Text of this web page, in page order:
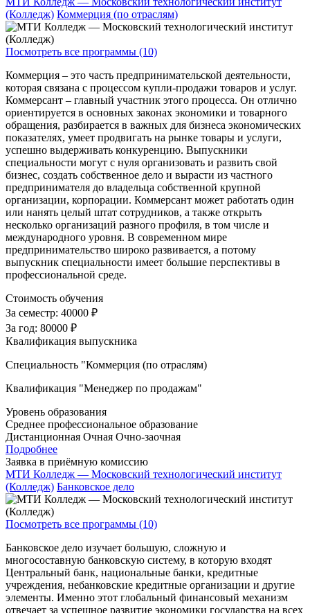
(Колледж) Коммерция (по отраслям)
Посмотреть все программы (10)
Коммерция – это часть предпринимательской деятельности,
которая связана с процессом купли-продажи товаров и услуг.
Коммерсант – главный участник этого процесса. Он отлично
ориентируется в основных законах экономики и товарного
обращения, разбирается в важных для бизнеса экономических
показателях, умеет продвигать на рынке товары и услуги,
успешно выдерживать конкуренцию. Выпускники
специальности могут с нуля организовать и развить свой
бизнес, создать собственное дело и вырасти из частного
предпринимателя до владельца собственной крупной
организации, корпорации. Коммерсант может работать один
или нанять целый штат сотрудников, а также открыть
несколько организаций разного профиля, в том числе и
международного уровня. В современном мире
предпринимательство широко развивается, а потому
выпускник специальности имеет большие перспективы в
профессиональной среде.
Стоимость обучения
За семестр: 40000 ₽
За год: 80000 ₽
Квалификация выпускника
Специальность "Коммерция (по отраслям)
Квалификация "Менеджер по продажам"
Уровень образования
Среднее профессиональное образование
Дистанционная Очная Очно-заочная
Подробнее
Заявка в приёмную комиссию
МТИ Колледж — Московский технологический институт
(Колледж) Банковское дело
Посмотреть все программы (10)
Банковское дело изучает большую, сложную и
многосоставную банковскую систему, в которую входят
Центральный банк, национальные банки, кредитные
учреждения, небанковские кредитные организации и другие
элементы. Именно этот глобальный финансовый механизм
отвечает за успешное развитие экономики государства на всех